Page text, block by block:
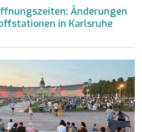
Änderungen
in Karlsruhe